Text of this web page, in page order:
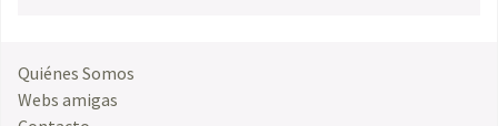
Quiénes Somos
Webs amigas